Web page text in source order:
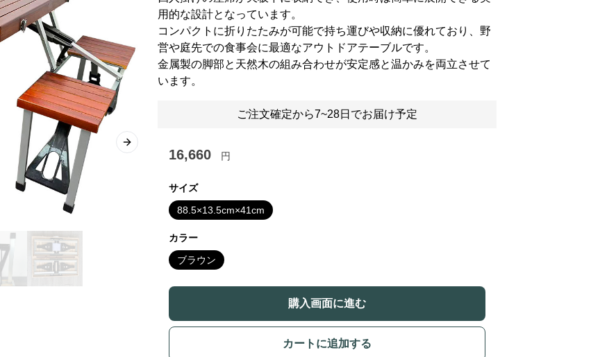
Next slide
用的な設計となっています。
コンパクトに折りたたみが可能で持ち運びや収納に優れており、野
営や庭先での食事会に最適なアウトドアテーブルです。
金属製の脚部と天然木の組み合わせが安定感と温かみを両立させて
います。
ご注文確定から7~28日でお届け予定
16,660 円
サイズ
88.5×13.5cm×41cm
カラー
ブラウン
購入画面に進む
カートに追加する